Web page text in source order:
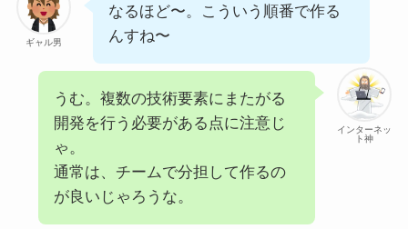
ギャル男
なるほど〜。こういう順番で作る
んすね〜
インターネッ
ト神
うむ。複数の技術要素にまたがる
開発を行う必要がある点に注意じ
ゃ。
通常は、チームで分担して作るの
が良いじゃろうな。